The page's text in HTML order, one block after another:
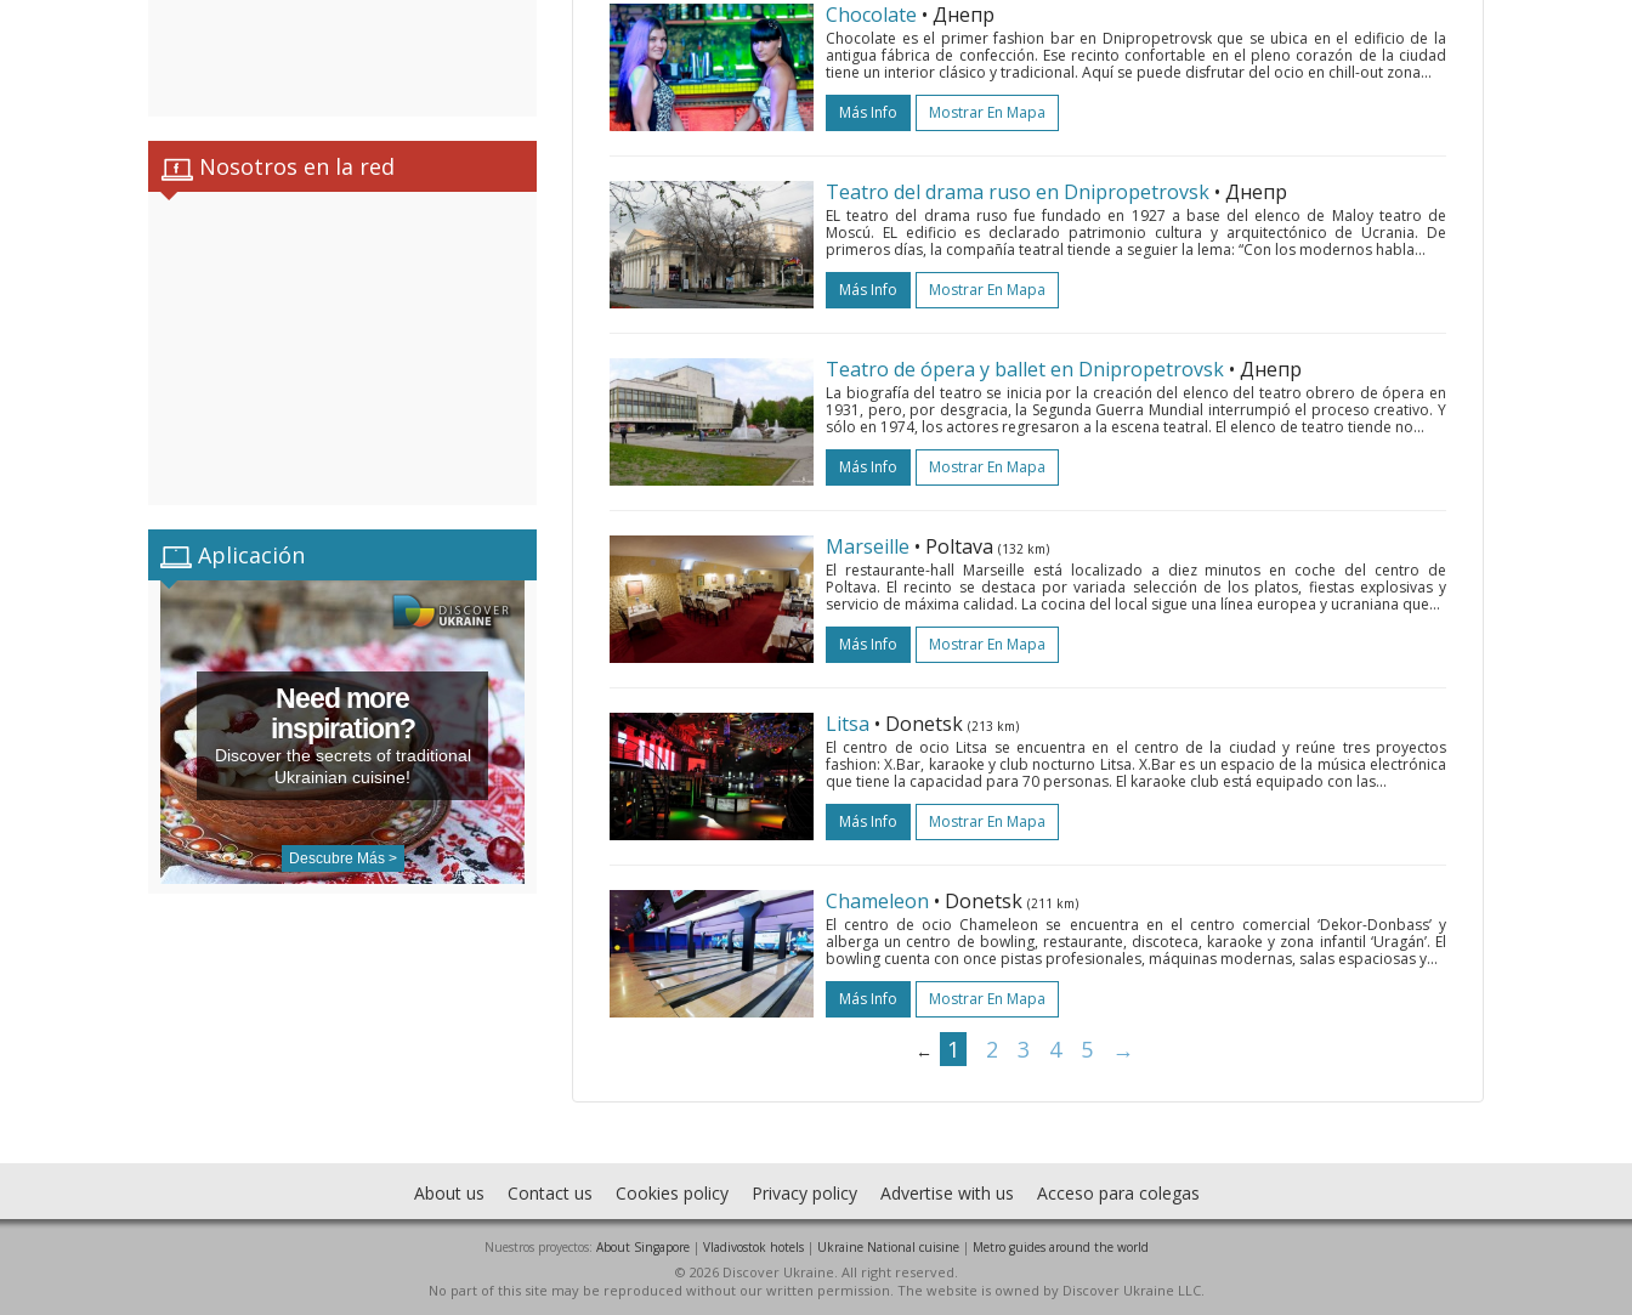
Nosotros en la red
Aplicación
Need more
inspiration?
Discover the secrets of traditional
Ukrainian cuisine!
Descubre Más >
Chocolate • Днепр
Chocolate es el primer fashion bar en Dnipropetrovsk que se ubica en el edificio de la
antigua fábrica de confección. Ese recinto confortable en el pleno corazón de la ciudad
tiene un interior clásico y tradicional. Aquí se puede disfrutar del ocio en chill-out zona...
Más Info
Mostrar En Mapa
Teatro del drama ruso en Dnipropetrovsk • Днепр
EL teatro del drama ruso fue fundado en 1927 a base del elenco de Maloy teatro de
Moscú. EL edificio es declarado patrimonio cultura y arquitectónico de Ucrania. De
primeros días, la compañía teatral tiende a seguier la lema: “Con los modernos habla...
Más Info
Mostrar En Mapa
Teatro de ópera y ballet en Dnipropetrovsk • Днепр
La biografía del teatro se inicia por la creación del elenco del teatro obrero de ópera en
1931, pero, por desgracia, la Segunda Guerra Mundial interrumpió el proceso creativo. Y
sólo en 1974, los actores regresaron a la escena teatral. El elenco de teatro tiende no...
Más Info
Mostrar En Mapa
Marseille • Poltava (132 km)
El restaurante-hall Marseille está localizado a diez minutos en coche del centro de
Poltava. El recinto se destaca por variada selección de los platos, fiestas explosivas y
servicio de máxima calidad. La cocina del local sigue una línea europea y ucraniana que...
Más Info
Mostrar En Mapa
Litsa • Donetsk (213 km)
El centro de ocio Litsa se encuentra en el centro de la ciudad y reúne tres proyectos
fashion: X.Bar, karaoke y club nocturno Litsa. X.Bar es un espacio de la música electrónica
que tiene la capacidad para 70 personas. El karaoke club está equipado con las...
Más Info
Mostrar En Mapa
Chameleon • Donetsk (211 km)
El centro de ocio Chameleon se encuentra en el centro comercial ‘Dekor-Donbass’ y
alberga un centro de bowling, restaurante, discoteca, karaoke y zona infantil ‘Uragán’. El
bowling cuenta con once pistas profesionales, máquinas modernas, salas espaciosas y...
Más Info
Mostrar En Mapa
← 1 2 3 4 5 →
About us Contact us Cookies policy Privacy policy Advertise with us Acceso para colegas
Nuestros proyectos: About Singapore| Vladivostok hotels| Ukraine National cuisine| Metro guides around the world
© 2026 Discover Ukraine. All right reserved.
No part of this site may be reproduced without our written permission. The website is owned by Discover Ukraine LLC.